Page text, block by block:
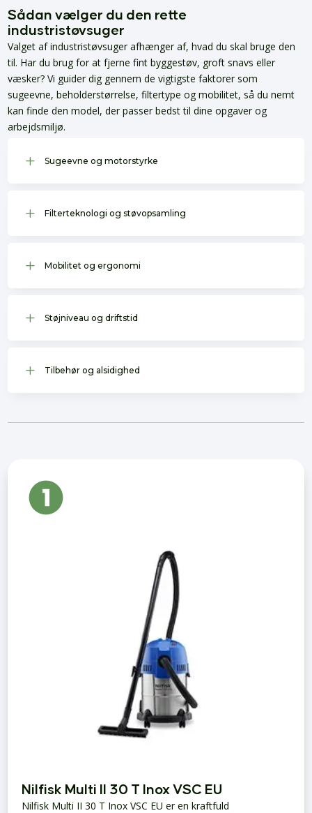
Sådan vælger du den rette
industristøvsuger
Valget af industristøvsuger afhænger af, hvad du skal bruge den
til. Har du brug for at fjerne fint byggestøv, groft snavs eller
væsker? Vi guider dig gennem de vigtigste faktorer som
sugeevne, beholderstørrelse, filtertype og mobilitet, så du nemt
kan finde den model, der passer bedst til dine opgaver og
arbejdsmiljø.
L Sugeevne og motorstyrke
L Filterteknologi og støvopsamling
L Mobilitet og ergonomi
L Støjniveau og driftstid
L Tilbehør og alsidighed
Nilfisk Multi II 30 T Inox VSC EU
Nilfisk Multi II 30 T Inox VSC EU er en kraftfuld